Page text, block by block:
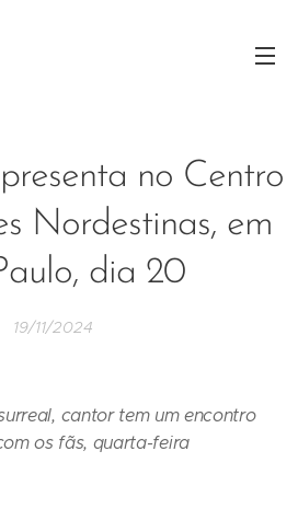
no Centro
Nordestinas, em
dia 20
19/11/2024
cantor tem um encontro
os fãs, quarta-feira